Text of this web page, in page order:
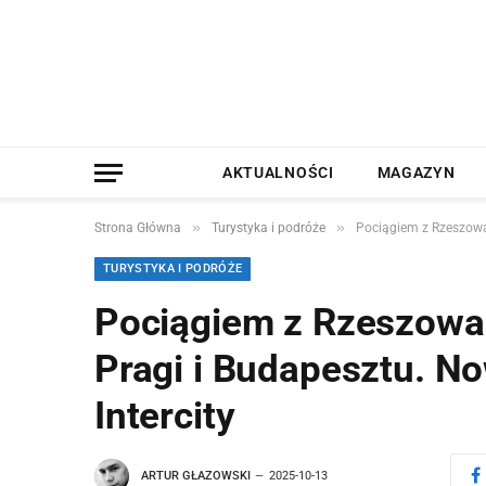
AKTUALNOŚCI MAGAZYN
Strona Główna » Turystyka i podróże » Pociągiem z
TURYSTYKA I PODRÓŻE
Pociągiem z
Pragi i Budapesztu.
Intercity
ARTUR GŁAZOWSKI 2025-10-13